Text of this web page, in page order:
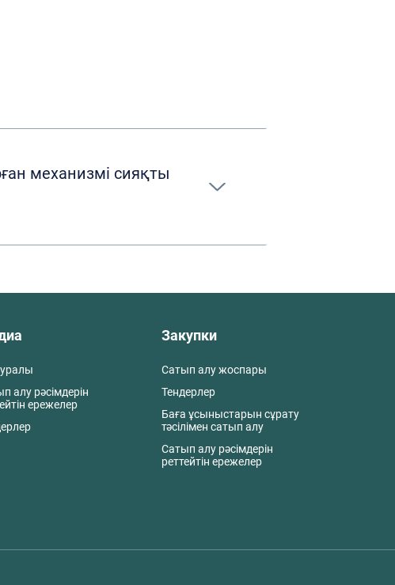
механизмі сияқты
алу рәсімдерін
ережелер
Закупки
Сатып алу жоспары
Тендерлер
Баға ұсыныстарын сұрату
тәсілімен сатып алу
Сатып алу рәсімдерін
реттейтін ережелер